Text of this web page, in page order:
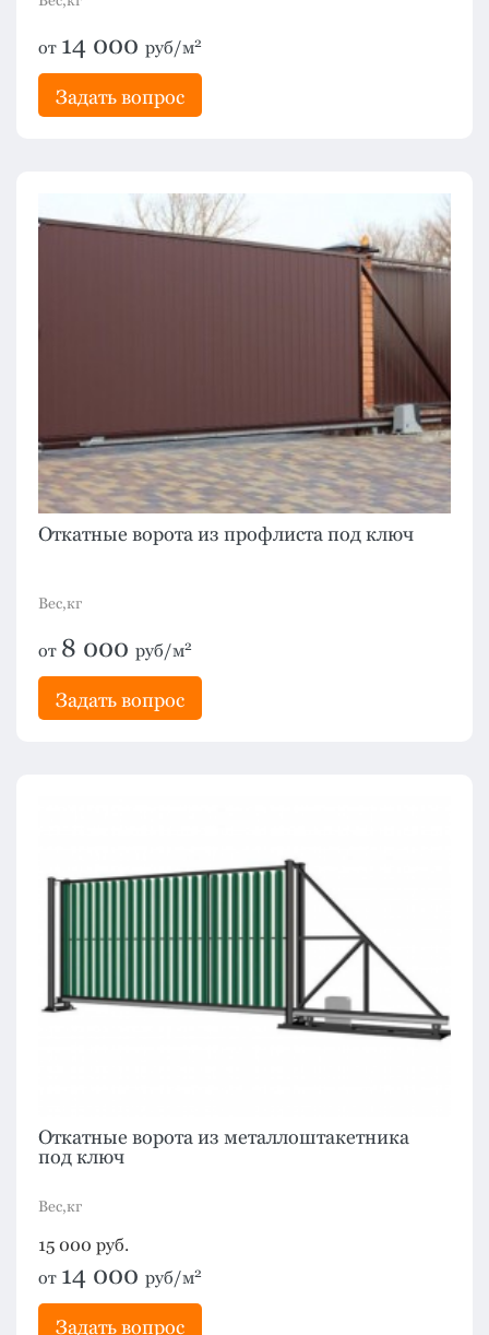
от 14 000 руб/м2
Задать вопрос
Откатные ворота из профлиста под ключ
Вес,кг
от 8 000 руб/м2
Задать вопрос
Откатные ворота из металлоштакетника
под ключ
Вес,кг
15 000 руб.
от 14 000 руб/м2
Задать вопрос